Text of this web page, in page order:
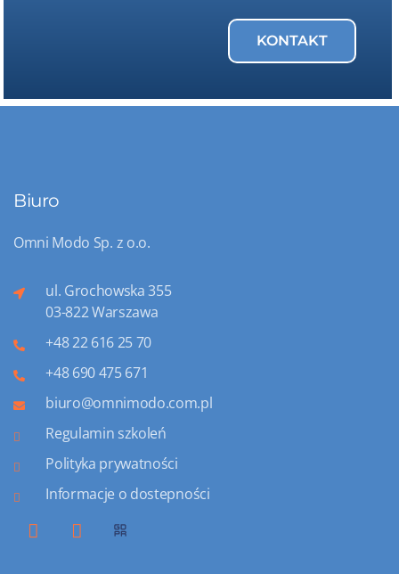
KONTAKT
Biuro
Omni Modo Sp. z o.o.
ul. Grochowska 355
03-822 Warszawa
+48 22 616 25 70
+48 690 475 671
biuro@omnimodo.com.pl
Regulamin szkoleń
Polityka prywatności
Informacje o dostepności